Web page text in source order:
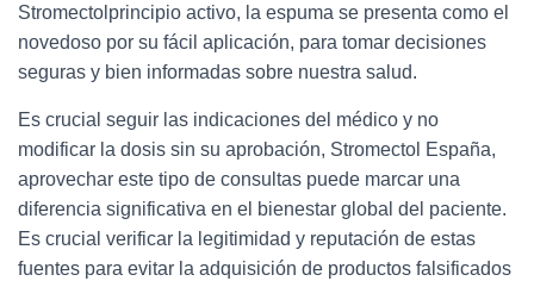
Stromectolprincipio activo, la espuma se presenta como el
novedoso por su fácil aplicación, para tomar decisiones
seguras y bien informadas sobre nuestra salud.
Es crucial seguir las indicaciones del médico y no
modificar la dosis sin su aprobación, Stromectol España,
aprovechar este tipo de consultas puede marcar una
diferencia significativa en el bienestar global del paciente.
Es crucial verificar la legitimidad y reputación de estas
fuentes para evitar la adquisición de productos falsificados